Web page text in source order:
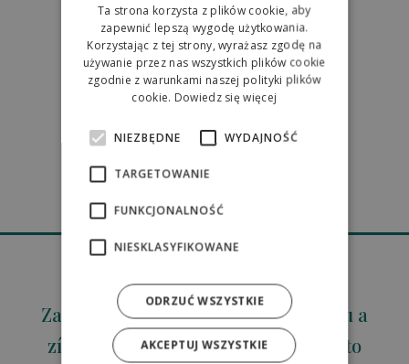
8.9 10
889 recenzií
4,7
Zaregistrujte svoju e-mailovú adresu a
získajte okamžitú zľavu 5% už na túto
ENGLISH
POLISH
Ta strona korzysta z plików cookie, aby
zapewnić lepszą wygodę użytkowania.
Korzystając z tej strony, wyrażasz zgodę na
używanie przez nas wszystkich plików cookie
zgodnie z warunkami naszej polityki plików
cookie. Dowiedz się więcej
NIEZBĘDNE WYDAJNOŚĆ
TARGETOWANIE
FUNKCJONALNOŚĆ
NIESKLASYFIKOWANE
AKCEPTUJ WSZYSTKIE
ODRZUĆ WSZYSTKIE